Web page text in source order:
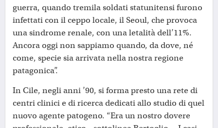
guerra, quando tremila soldati statunitensi furono
infettati con il ceppo locale, il Seoul, che provoca
una sindrome renale, con una letalità dell’11%.
Ancora oggi non sappiamo quando, da dove, né
come, specie sia arrivata nella nostra regione
patagonica”.
In Cile, negli anni ’90, si forma presto una rete di
centri clinici e di ricerca dedicati allo studio di quel
nuovo agente patogeno. “Era un nostro dovere